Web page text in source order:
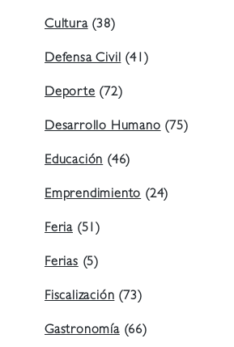
Cultura(38)
Defensa Civil (41)
Deporte (72)
Desarrollo Humano (75)
Educación (46)
Emprendimiento (24)
Feria (51)
Ferias (5)
Fiscalización (73)
Gastronomía(66)